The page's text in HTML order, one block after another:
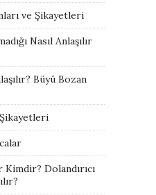
ve Şikayetleri
Nasıl Anlaşılır
Büyü Bozan
Dolandırıcı